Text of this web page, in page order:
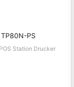
TP80N-PS